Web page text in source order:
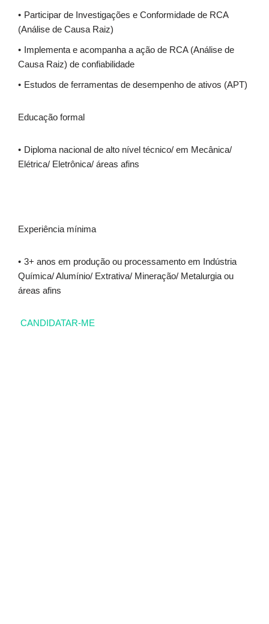
Participar de Investigações e Conformidade de RCA
(Análise de Causa Raiz)
Implementa e acompanha a ação de RCA (Análise de
Causa Raiz) de confiabilidade
Estudos de ferramentas de desempenho de ativos (APT)
Educação formal
Diploma nacional de alto nível técnico/ em Mecânica/
Elétrica/ Eletrônica/ áreas afins
Experiência mínima
3+ anos em produção ou processamento em Indústria
Química/ Alumínio/ Extrativa/ Mineração/ Metalurgia ou
áreas afins
CANDIDATAR-ME